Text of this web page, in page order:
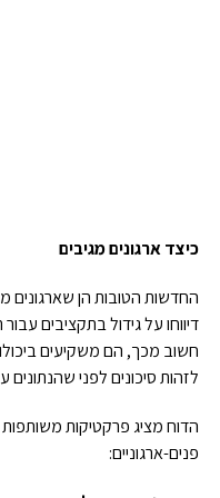
כיצד ארגונים מגיבים
דיווחו על גידול בתקציבים
חשוב מכך, הם משקיעים
לזהות סיכונים לפני
הדוח מציג פרקטיקות משותפות
פנים-ארגוניים: